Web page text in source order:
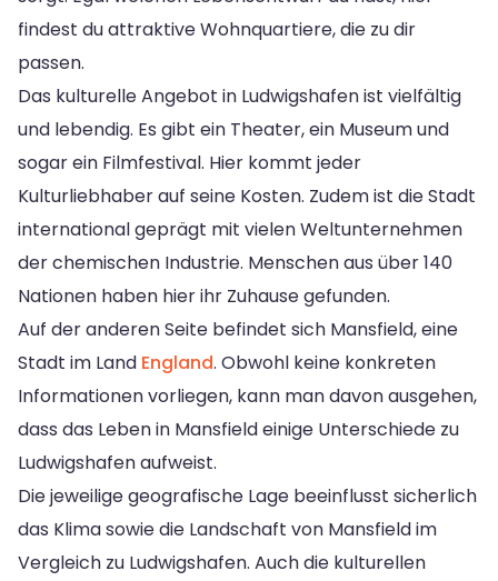
findest du attraktive Wohnquartiere, die zu dir
passen.
Das kulturelle Angebot in Ludwigshafen ist vielfältig
und lebendig. Es gibt ein Theater, ein Museum und
sogar ein Filmfestival. Hier kommt jeder
Kulturliebhaber auf seine Kosten. Zudem ist die Stadt
international geprägt mit vielen Weltunternehmen
der chemischen Industrie. Menschen aus über 140
Nationen haben hier ihr Zuhause gefunden.
Auf der anderen Seite befindet sich Mansfield, eine
Stadt im Land England. Obwohl keine konkreten
Informationen vorliegen, kann man davon ausgehen,
dass das Leben in Mansfield einige Unterschiede zu
Ludwigshafen aufweist.
Die jeweilige geografische Lage beeinflusst sicherlich
das Klima sowie die Landschaft von Mansfield im
Vergleich zu Ludwigshafen. Auch die kulturellen